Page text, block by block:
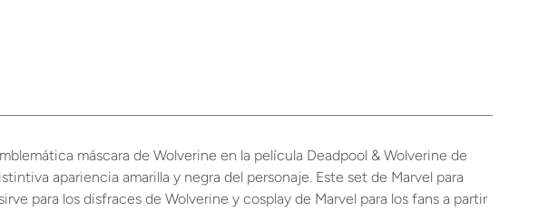
máscara de Wolverine en la película Deadpool & Wolverine de
apariencia amarilla y negra del personaje. Este set de Marvel para
para los disfraces de Wolverine y cosplay de Marvel para los fans a partir